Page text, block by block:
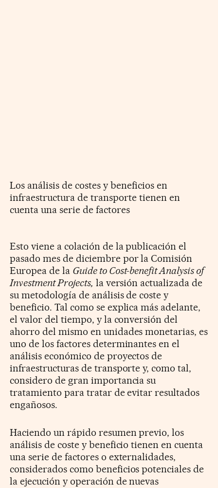
Los análisis de costes y beneficios en
infraestructura de transporte tienen en
cuenta una serie de factores
Esto viene a colación de la publicación el
pasado mes de diciembre por la Comisión
Europea de la Guide to Cost-benefit Analysis of
Investment Projects, la versión actualizada de
su metodología de análisis de coste y
beneficio. Tal como se explica más adelante,
el valor del tiempo, y la conversión del
ahorro del mismo en unidades monetarias, es
uno de los factores determinantes en el
análisis económico de proyectos de
infraestructuras de transporte y, como tal,
considero de gran importancia su
tratamiento para tratar de evitar resultados
engañosos.
Haciendo un rápido resumen previo, los
análisis de coste y beneficio tienen en cuenta
una serie de factores o externalidades,
considerados como beneficios potenciales de
la ejecución y operación de nuevas